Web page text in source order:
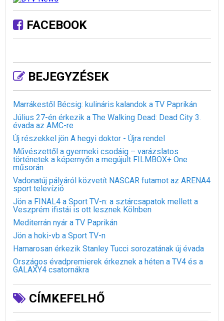
FACEBOOK
BEJEGYZÉSEK
Marrákestől Bécsig: kulináris kalandok a TV Paprikán
Július 27-én érkezik a The Walking Dead: Dead City 3.
évada az AMC-re
Új részekkel jön A hegyi doktor - Újra rendel
Művészettől a gyermeki csodáig – varázslatos
történetek a képernyőn a megújult FILMBOX+ One
műsorán
Vadonatúj pályáról közvetít NASCAR futamot az ARENA4
sport televízió
Jön a FINAL4 a Sport TV-n: a sztárcsapatok mellett a
Veszprém ifistái is ott lesznek Kölnben
Mediterrán nyár a TV Paprikán
Jön a hoki-vb a Sport TV-n
Hamarosan érkezik Stanley Tucci sorozatának új évada
Országos évadpremierek érkeznek a héten a TV4 és a
GALAXY4 csatornákra
CÍMKEFELHŐ